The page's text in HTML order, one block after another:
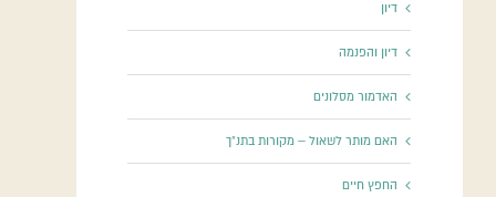
דיון
דיון והפנמה
האדמור מסלונים
האם מותר לשאול – מקורות בתנ"ך
החפץ חיים